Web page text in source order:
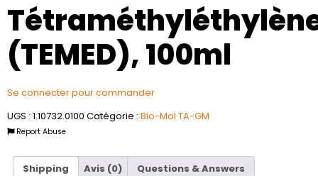
(TEMED), 100ml
Se connecter pour commander
UGS : 1.10732.0100 Catégorie : Bio-Mol TA-GM
Report Abuse
Shipping Avis (0)
Questions & Answers